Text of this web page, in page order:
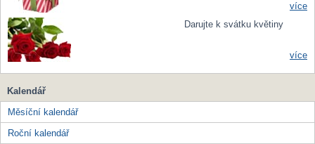
více
Darujte k svátku květiny
více
Kalendář
Měsíční kalendář
Roční kalendář